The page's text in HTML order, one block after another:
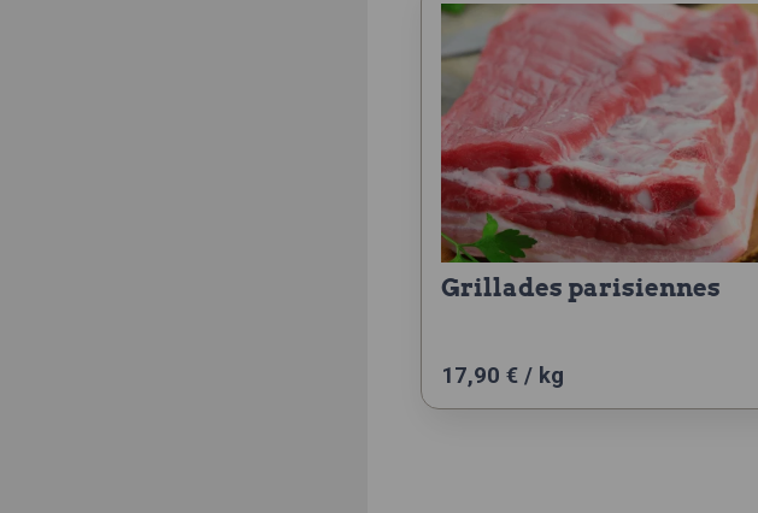
grillades parisiennes
17,90 € / kg